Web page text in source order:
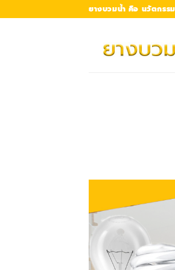
to
ยางบวมน้ำ คือ นวัตกรร